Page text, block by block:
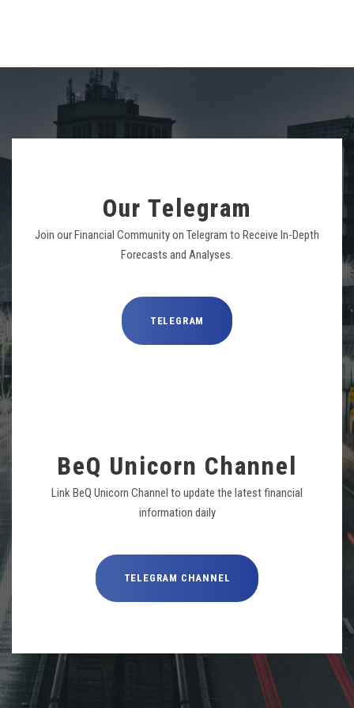
Our Telegram
Join our Financial Community on Telegram to Receive In-Depth
Forecasts and Analyses.
TELEGRAM
BeQ Unicorn Channel
Link BeQ Unicorn Channel to update the latest financial
information daily
TELEGRAM CHANNEL